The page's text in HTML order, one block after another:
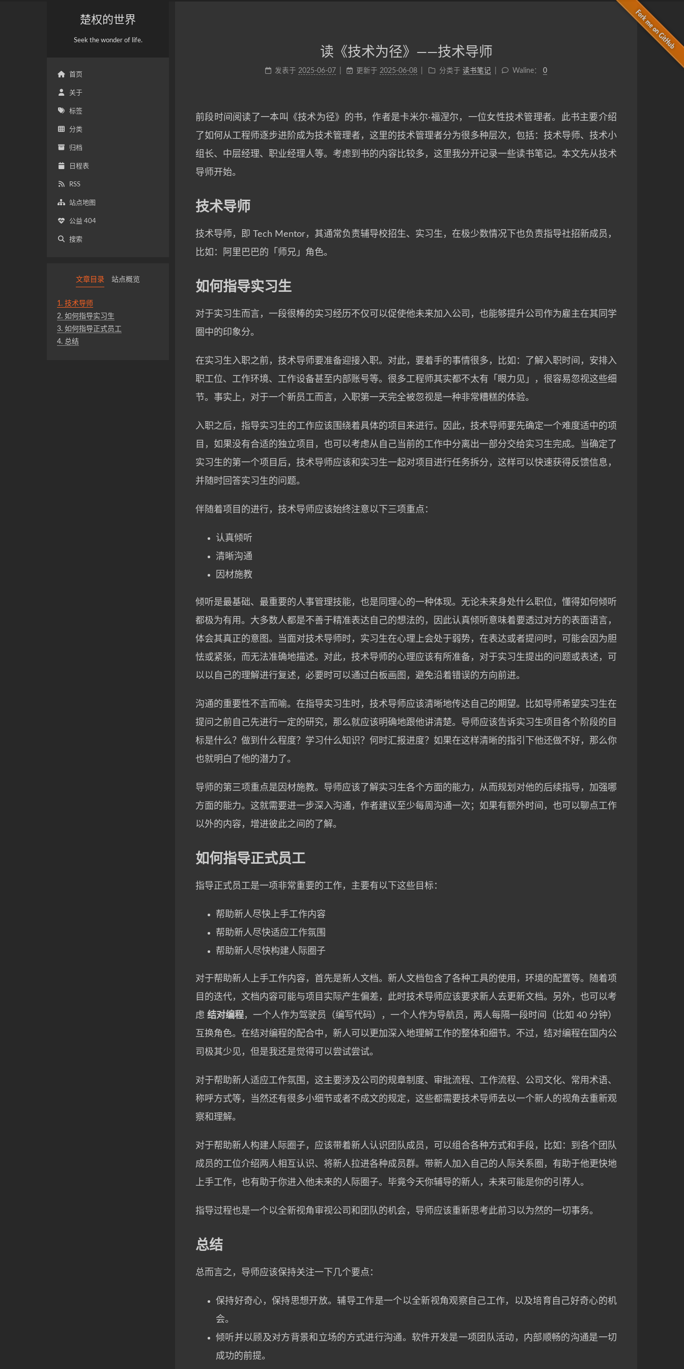
楚权的世界
Seek the wonder of life.
首页
关于
标签
分类
归档
日程表
RSS
站点地图
公益 404
搜索
文章目录 站点概览
1. 技术导师
2. 如何指导实习生
3. 如何指导正式员工
4. 总结
读《技术为径》——技术导师
发表于 2025-06-07 更新于 2025-06-08 分类于 读书笔记 Waline： 0
前段时间阅读了一本叫《技术为径》的书，作者是卡米尔·福涅尔，一位女性技术管理者。此书主要介绍
了如何从工程师逐步进阶成为技术管理者，这里的技术管理者分为很多种层次，包括：技术导师、技术小
组长、中层经理、职业经理人等。考虑到书的内容比较多，这里我分开记录一些读书笔记。本文先从技术
导师开始。
技术导师
技术导师，即 Tech Mentor，其通常负责辅导校招生、实习生，在极少数情况下也负责指导社招新成员，
比如：阿里巴巴的「师兄」角色。
如何指导实习生
对于实习生而言，一段很棒的实习经历不仅可以促使他未来加入公司，也能够提升公司作为雇主在其同学
圈中的印象分。
在实习生入职之前，技术导师要准备迎接入职。对此，要着手的事情很多，比如：了解入职时间，安排入
职工位、工作环境、工作设备甚至内部账号等。很多工程师其实都不太有「眼力见」，很容易忽视这些细
节。事实上，对于一个新员工而言，入职第一天完全被忽视是一种非常糟糕的体验。
入职之后，指导实习生的工作应该围绕着具体的项目来进行。因此，技术导师要先确定一个难度适中的项
目，如果没有合适的独立项目，也可以考虑从自己当前的工作中分离出一部分交给实习生完成。当确定了
实习生的第一个项目后，技术导师应该和实习生一起对项目进行任务拆分，这样可以快速获得反馈信息，
并随时回答实习生的问题。
伴随着项目的进行，技术导师应该始终注意以下三项重点：
认真倾听
清晰沟通
因材施教
倾听是最基础、最重要的人事管理技能，也是同理心的一种体现。无论未来身处什么职位，懂得如何倾听
都极为有用。大多数人都是不善于精准表达自己的想法的，因此认真倾听意味着要透过对方的表面语言，
体会其真正的意图。当面对技术导师时，实习生在心理上会处于弱势，在表达或者提问时，可能会因为胆
怯或紧张，而无法准确地描述。对此，技术导师的心理应该有所准备，对于实习生提出的问题或表述，可
以以自己的理解进行复述，必要时可以通过白板画图，避免沿着错误的方向前进。
沟通的重要性不言而喻。在指导实习生时，技术导师应该清晰地传达自己的期望。比如导师希望实习生在
提问之前自己先进行一定的研究，那么就应该明确地跟他讲清楚。导师应该告诉实习生项目各个阶段的目
标是什么？做到什么程度？学习什么知识？何时汇报进度？如果在这样清晰的指引下他还做不好，那么你
也就明白了他的潜力了。
导师的第三项重点是因材施教。导师应该了解实习生各个方面的能力，从而规划对他的后续指导，加强哪
方面的能力。这就需要进一步深入沟通，作者建议至少每周沟通一次；如果有额外时间，也可以聊点工作
以外的内容，增进彼此之间的了解。
如何指导正式员工
指导正式员工是一项非常重要的工作，主要有以下这些目标：
帮助新人尽快上手工作内容
帮助新人尽快适应工作氛围
帮助新人尽快构建人际圈子
对于帮助新人上手工作内容，首先是新人文档。新人文档包含了各种工具的使用，环境的配置等。随着项
目的迭代，文档内容可能与项目实际产生偏差，此时技术导师应该要求新人去更新文档。另外，也可以考
虑结对编程，一个人作为驾驶员（编写代码），一个人作为导航员，两人每隔一段时间（比如 40 分钟）
互换角色。在结对编程的配合中，新人可以更加深入地理解工作的整体和细节。不过，结对编程在国内公
司极其少见，但是我还是觉得可以尝试尝试。
对于帮助新人适应工作氛围，这主要涉及公司的规章制度、审批流程、工作流程、公司文化、常用术语、
称呼方式等，当然还有很多小细节或者不成文的规定，这些都需要技术导师去以一个新人的视角去重新观
察和理解。
对于帮助新人构建人际圈子，应该带着新人认识团队成员，可以组合各种方式和手段，比如：到各个团队
成员的工位介绍两人相互认识、将新人拉进各种成员群。带新人加入自己的人际关系圈，有助于他更快地
上手工作，也有助于你进入他未来的人际圈子。毕竟今天你辅导的新人，未来可能是你的引荐人。
指导过程也是一个以全新视角审视公司和团队的机会，导师应该重新思考此前习以为然的一切事务。
总结
总而言之，导师应该保持关注一下几个要点：
保持好奇心，保持思想开放。辅导工作是一个以全新视角观察自己工作，以及培育自己好奇心的机
会。
倾听并以顾及对方背景和立场的方式进行沟通。软件开发是一项团队活动，内部顺畅的沟通是一切
成功的前提。